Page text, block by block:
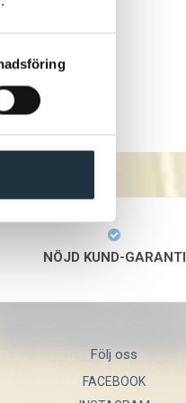
NÖJD KUND-GARANTI
Följ oss
FACEBOOK